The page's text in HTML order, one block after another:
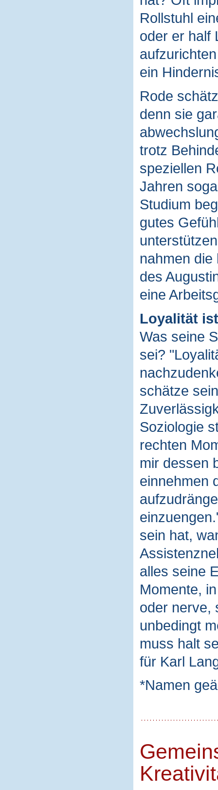
Rollstuhl
oder er half
ein
Rode
denn sie
trotz
speziellen
Jahren
Studium
gutes
nahmen
des
eine
Loyalität
Was seine
sei?
schätze
Soziologie
rechten
mir dessen
einnehmen
sein hat,
alles seine
Momente,
oder nerve,
unbedingt
muss halt
für Karl
*Namen